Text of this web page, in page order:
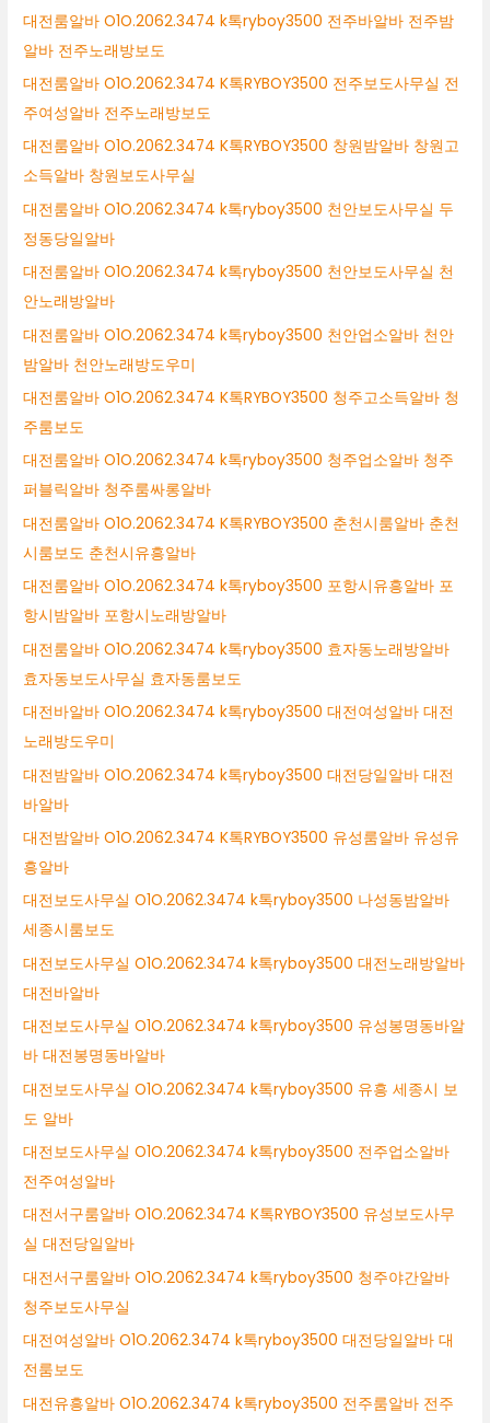
대전룸알바 O1O.2062.3474 k톡ryboy3500 전주바알바 전주밤
알바 전주노래방보도
대전룸알바 O1O.2062.3474 K톡RYBOY3500 전주보도사무실 전
주여성알바 전주노래방보도
대전룸알바 O1O.2062.3474 K톡RYBOY3500 창원밤알바 창원고
소득알바 창원보도사무실
대전룸알바 O1O.2062.3474 k톡ryboy3500 천안보도사무실 두
정동당일알바
대전룸알바 O1O.2062.3474 k톡ryboy3500 천안보도사무실 천
안노래방알바
대전룸알바 O1O.2062.3474 k톡ryboy3500 천안업소알바 천안
밤알바 천안노래방도우미
대전룸알바 O1O.2062.3474 K톡RYBOY3500 청주고소득알바 청
주룸보도
대전룸알바 O1O.2062.3474 k톡ryboy3500 청주업소알바 청주
퍼블릭알바 청주룸싸롱알바
대전룸알바 O1O.2062.3474 K톡RYBOY3500 춘천시룸알바 춘천
시룸보도 춘천시유흥알바
대전룸알바 O1O.2062.3474 k톡ryboy3500 포항시유흥알바 포
항시밤알바 포항시노래방알바
대전룸알바 O1O.2062.3474 k톡ryboy3500 효자동노래방알바
효자동보도사무실 효자동룸보도
대전바알바 O1O.2062.3474 k톡ryboy3500 대전여성알바 대전
노래방도우미
대전밤알바 O1O.2062.3474 k톡ryboy3500 대전당일알바 대전
바알바
대전밤알바 O1O.2062.3474 K톡RYBOY3500 유성룸알바 유성유
흥알바
대전보도사무실 O1O.2062.3474 k톡ryboy3500 나성동밤알바
세종시룸보도
대전보도사무실 O1O.2062.3474 k톡ryboy3500 대전노래방알바
대전바알바
대전보도사무실 O1O.2062.3474 k톡ryboy3500 유성봉명동바알
바 대전봉명동바알바
대전보도사무실 O1O.2062.3474 k톡ryboy3500 유흥 세종시 보
도 알바
대전보도사무실 O1O.2062.3474 k톡ryboy3500 전주업소알바
전주여성알바
대전서구룸알바 O1O.2062.3474 K톡RYBOY3500 유성보도사무
실 대전당일알바
대전서구룸알바 O1O.2062.3474 k톡ryboy3500 청주야간알바
청주보도사무실
대전여성알바 O1O.2062.3474 k톡ryboy3500 대전당일알바 대
전룸보도
대전유흥알바 O1O.2062.3474 k톡ryboy3500 전주룸알바 전주